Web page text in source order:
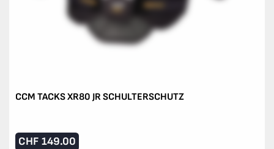
CCM TACKS XR80 JR SCHULTERSCHUTZ
CHF 149.00